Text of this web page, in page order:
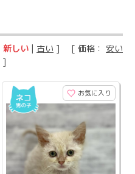
新しい | 古い ] [ 価格： 安い
]
お気に入り